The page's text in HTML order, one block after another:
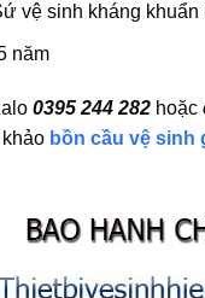
vệ sinh kháng
năm
0395 244 282 hoặc
bồn cầu vệ sinh